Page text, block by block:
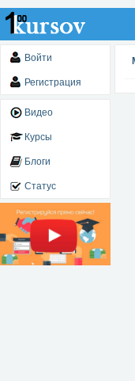
Войти
Регистрация
Видео
Курсы
Блоги
Статус